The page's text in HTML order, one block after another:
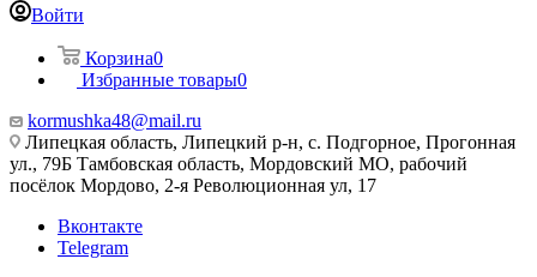
Войти
Корзина0
Избранные товары0
kormushka48@mail.ru
Липецкая область, Липецкий р-н, с. Подгорное, Прогонная
ул., 79Б Тамбовская область, Мордовский МО, рабочий
посёлок Мордово, 2-я Революционная ул, 17
Вконтакте
Telegram